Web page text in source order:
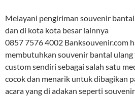
Melayani pengiriman souvenir
dan di kota kota besar lainnya
0857 7576 4002 Banksouvenir.com
membutuhkan souvenir bantal ulang
custom sendiri sebagai salah satu
cocok dan menarik untuk dibagikan
acara yang di adakan seperti